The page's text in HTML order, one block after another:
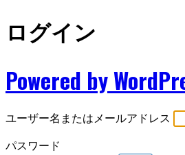
ログイン
Powered by
ユーザー名またはメールアドレス
パスワード